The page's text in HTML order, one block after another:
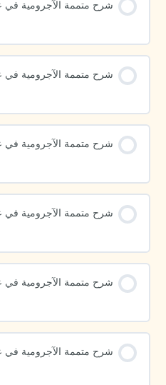
شرح متممة الآجرومية في
شرح متممة الآجرومية في
شرح متممة الآجرومية في
شرح متممة الآجرومية في
شرح متممة الآجرومية في
شرح متممة الآجرومية في